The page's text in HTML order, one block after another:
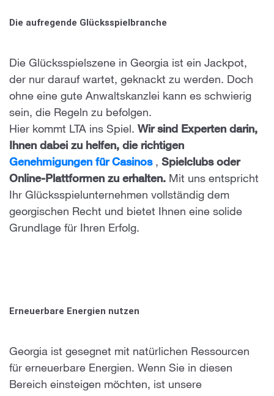
Die aufregende Glücksspielbranche
Die Glücksspielszene in Georgia ist ein Jackpot,
der nur darauf wartet, geknackt zu werden. Doch
ohne eine gute Anwaltskanzlei kann es schwierig
sein, die Regeln zu befolgen.
Hier kommt LTA ins Spiel. Wir sind Experten darin,
Ihnen dabei zu helfen, die richtigen
Genehmigungen für Casinos , Spielclubs oder
Online-Plattformen zu erhalten. Mit uns entspricht
Ihr Glücksspielunternehmen vollständig dem
georgischen Recht und bietet Ihnen eine solide
Grundlage für Ihren Erfolg.
Erneuerbare Energien nutzen
Georgia ist gesegnet mit natürlichen Ressourcen
für erneuerbare Energien. Wenn Sie in diesen
Bereich einsteigen möchten, ist unsere